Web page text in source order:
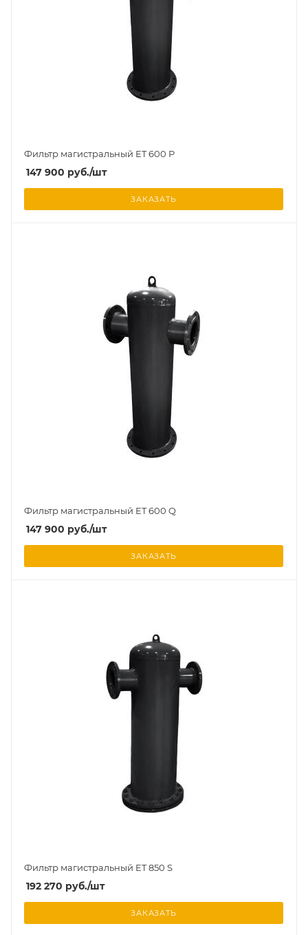
Фильтр магистральный ET 600 P
147 900 руб./шт
ЗАКАЗАТЬ
Фильтр магистральный ET 600 Q
147 900 руб./шт
ЗАКАЗАТЬ
Фильтр магистральный ET 850 S
192 270 руб./шт
ЗАКАЗАТЬ